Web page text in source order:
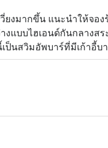
ยงมากขึ้น แนะนำให้จอ
งแบบไฮเอนด์กันกลางส
ป็นสวิมอัพบาร์ที่มีเก้าอี้บ
เมนูอาหารเลิศรสให้บ
หรือจะเป็นพิซซ่ามากา